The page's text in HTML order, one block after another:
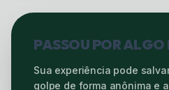
PASSOU POR ALGO
Sua experiência pode
golpe de forma anônima e